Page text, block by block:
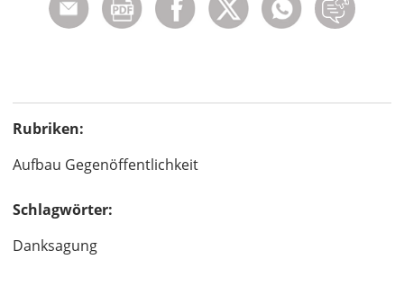
Rubriken:
Aufbau Gegenöffentlichkeit
Schlagwörter:
Danksagung